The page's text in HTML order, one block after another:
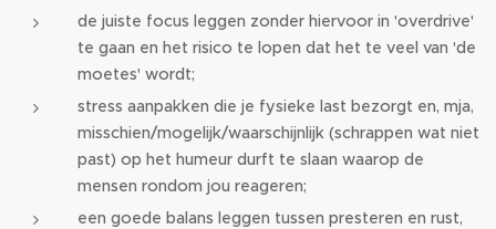
de juiste focus leggen zonder hiervoor in 'overdrive'
te gaan en het risico te lopen dat het te veel van 'de
moetes' wordt;
stress aanpakken die je fysieke last bezorgt en, mja,
misschien/mogelijk/waarschijnlijk (schrappen wat niet
past) op het humeur durft te slaan waarop de
mensen rondom jou reageren;
een goede balans leggen tussen presteren en rust,